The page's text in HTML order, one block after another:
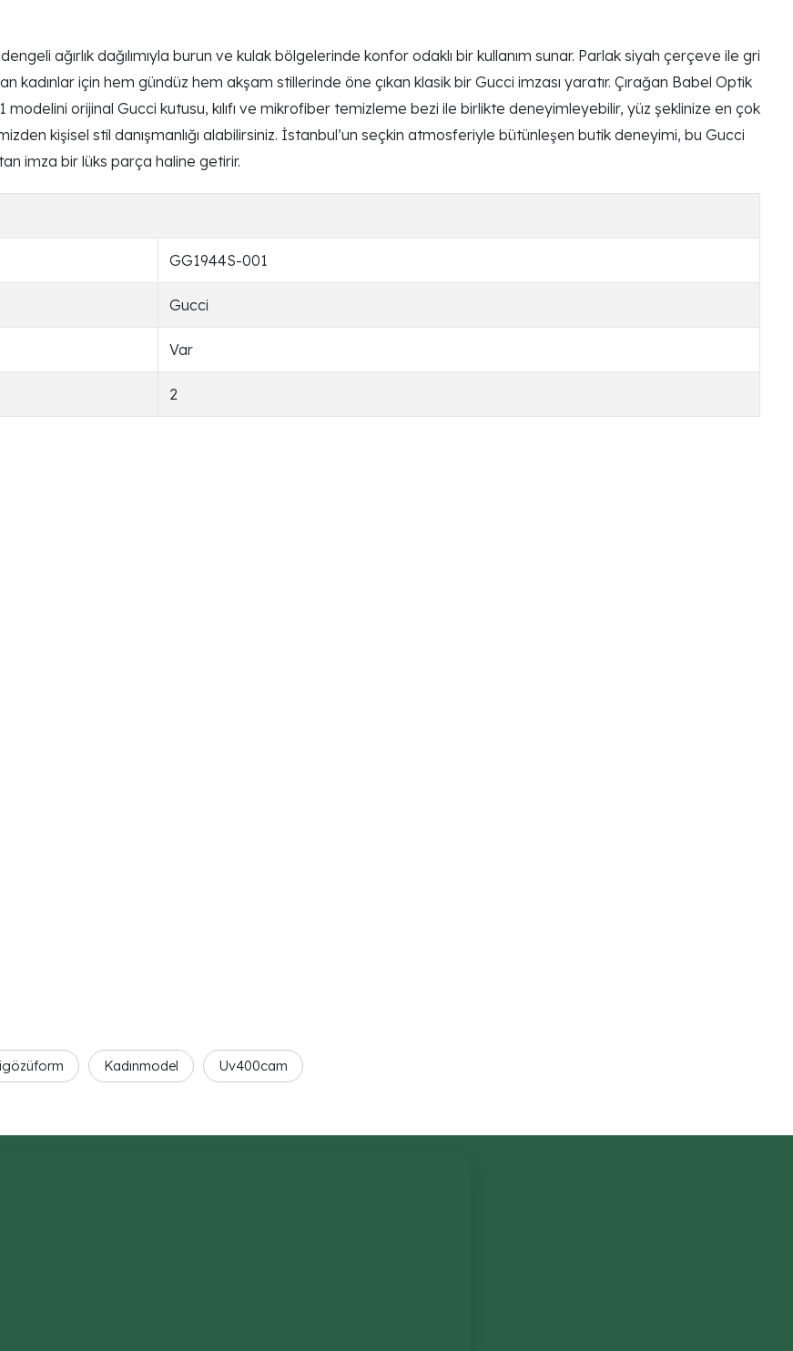
ağırlık dağılımıyla burun ve kulak bölgelerinde konfor odaklı bir kullanım sunar. Parlak siyah çerçeve ile gri
için hem gündüz hem akşam stillerinde öne çıkan klasik bir Gucci imzası yaratır. Çırağan Babel Optik
modelini orijinal Gucci kutusu, kılıfı ve mikrofiber temizleme bezi ile birlikte deneyimleyebilir, yüz şeklinize en çok
kişisel stil danışmanlığı alabilirsiniz. İstanbul’un seçkin atmosferiyle bütünleşen butik deneyimi, bu Gucci
imza bir lüks parça haline getirir.
GG1944S-001
Gucci
Var
2
Kadınmodel Uv400cam